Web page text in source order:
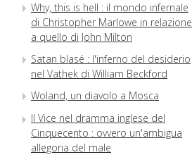
Why, this is hell : il mondo infernale
di Christopher Marlowe in relazione
a quello di John Milton
Satan blasé : l'inferno del desiderio
nel Vathek di William Beckford
Woland, un diavolo a Mosca
Il Vice nel dramma inglese del
Cinquecento : ovvero un'ambigua
allegoria del male